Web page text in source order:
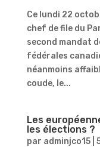
Ce lundi 22
chef de file du
second mandat
fédérales
néanmoins
coude, le...
Les
les élections ?
par adminjco15|